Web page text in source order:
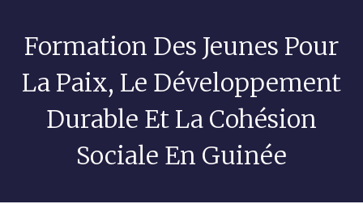
Formation Des Jeunes Pour
La Paix, Le Développement
Durable Et La Cohésion
Sociale En Guinée​